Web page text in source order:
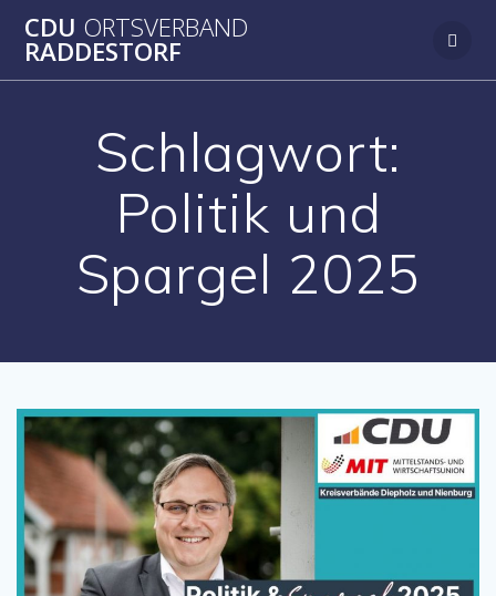
CDU ORTSVERBAND
RADDESTORF
Schlagwort:
Politik und
Spargel 2025